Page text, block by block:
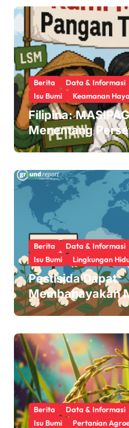
Berita Data & Informasi
Isu Bumi
Keamanan
Filipina: MASIPAG
Menentang
Beras Transgenik
Berita Data & Informasi
Isu Bumi
Lingkungan
Pestisida Dapat
Membahayakan
Usus Kita
Berita Data & Informasi
Isu Bumi
Pertanian